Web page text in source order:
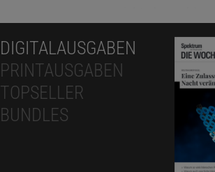
schwieriger, je
daher im Süden
Himmel schon
über dem
Mal jedoch mit
dunklerem
6,4 Tage alte
DIGITALAUSGABEN
PRINTAUSGABEN
TOPSELLER
BUNDLES